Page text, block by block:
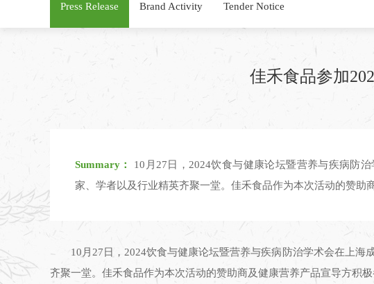
Press Release Brand Activity Tender Notice
佳禾食品参加
Summary：
10月27日，2024饮食与健康论坛暨营养与疾病防
家、学者以及行业精英齐聚一堂。佳禾食品作为本次活动的赞助
10月27日，2024饮食与健康论坛暨营养与疾病防治学术会在上
齐聚一堂。佳禾食品作为本次活动的赞助商及健康营养产品宣导方积极